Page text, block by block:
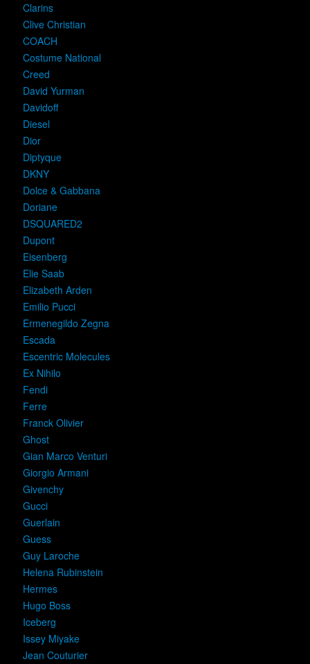
Clarins
Clive Christian
COACH
Costume National
Creed
David Yurman
Davidoff
Diesel
Dior
Diptyque
DKNY
Dolce & Gabbana
Doriane
DSQUARED2
Dupont
Eisenberg
Elie Saab
Elizabeth Arden
Emilio Pucci
Ermenegildo Zegna
Escada
Escentric Molecules
Ex Nihilo
Fendi
Ferre
Franck Olivier
Ghost
Gian Marco Venturi
Giorgio Armani
Givenchy
Gucci
Guerlain
Guess
Guy Laroche
Helena Rubinstein
Hermes
Hugo Boss
Iceberg
Issey Miyake
Jean Couturier